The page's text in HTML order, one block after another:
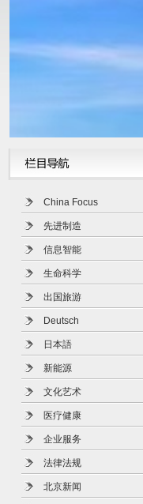
China Focus
先进制造
信息智能
生命科学
出国旅游
Deutsch
日本語
新能源
文化艺术
医疗健康
企业服务
法律法规
北京新闻